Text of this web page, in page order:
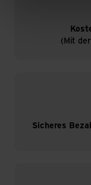
(Mit der
Sicheres